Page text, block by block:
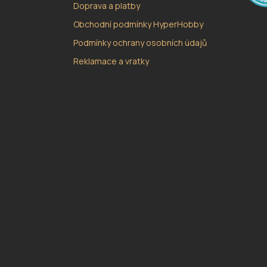
Doprava a platby
Obchodní podmínky HyperHobby
Podmínky ochrany osobních údajů
Reklamace a vratky